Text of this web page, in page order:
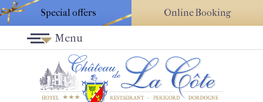
Special offers Online Booking
Menu